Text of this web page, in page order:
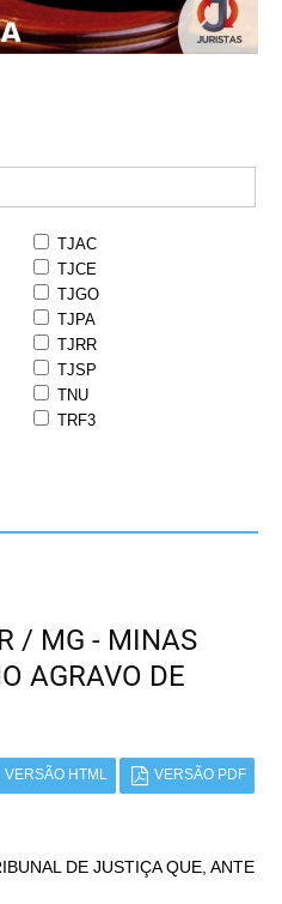
TJAC
TJCE
TJGO
TJPA
TJRR
TJSP
TNU
TRF3
/ MG - MINAS
AGRAVO DE
VERSÃO HTML VERSÃO PDF
DE JUSTIÇA QUE, ANTE